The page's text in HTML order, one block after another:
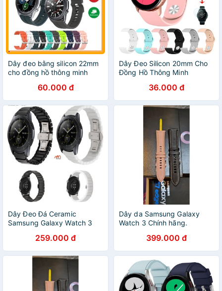
Dây đeo bằng silicon 22mm
cho đồng hồ thông minh
45mm, Amazfit GTR2, GTR
2e
60.000 đ
Dây Đeo Silicon 20mm Cho
Đồng Hồ Thông Minh
Galaxy Watch Active / Active
2 / Samsung Galaxy Watch
42mm
36.000 đ
Dây Đeo Đá Ceramic
Samsung Galaxy Watch 3
259.000 đ
Dây da Samsung Galaxy
Watch 3 Chính hãng.
399.000 đ